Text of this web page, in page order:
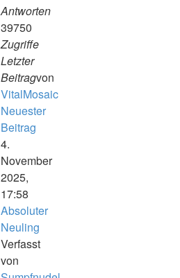
Antworten
39750
Zugriffe
Letzter
Beitragvon
VitalMosaic
Neuester
Beitrag
4.
November
2025,
17:58
Absoluter
Neuling
Verfasst
von